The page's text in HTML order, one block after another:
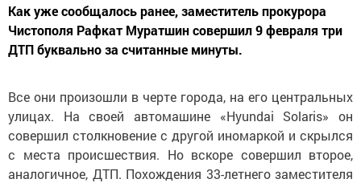
Как уже сообщалось ранее, заместитель прокурора
Чистополя Рафкат Муратшин совершил 9 февраля три
ДТП буквально за считанные минуты.
Все они произошли в черте города, на его центральных
улицах. На своей автомашине «Hyundai Solaris» он
совершил столкновение с другой иномаркой и скрылся
с места происшествия. Но вскоре совершил второе,
аналогичное, ДТП. Похождения 33-летнего заместителя